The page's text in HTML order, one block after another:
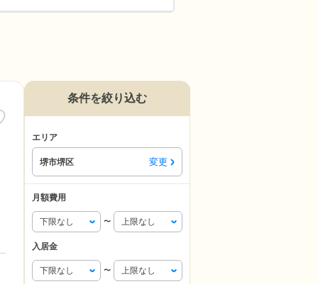
条件を絞り込む
エリア
堺市堺区 変更
月額費用
〜
入居金
〜